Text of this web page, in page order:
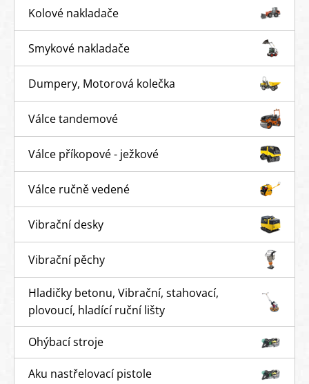
Kolové nakladače
Smykové nakladače
Dumpery, Motorová kolečka
Válce tandemové
Válce příkopové - ježkové
Válce ručně vedené
Vibrační desky
Vibrační pěchy
Hladičky betonu, Vibrační, stahovací,
plovoucí, hladící ruční lišty
Ohýbací stroje
Aku nastřelovací pistole